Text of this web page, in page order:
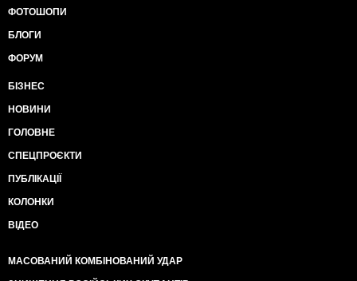
ФОТОШОПИ
БЛОГИ
ФОРУМ
БІЗНЕС
НОВИНИ
ГОЛОВНЕ
СПЕЦПРОЄКТИ
ПУБЛІКАЦІЇ
КОЛОНКИ
ВІДЕО
МАСОВАНИЙ КОМБІНОВАНИЙ УДАР